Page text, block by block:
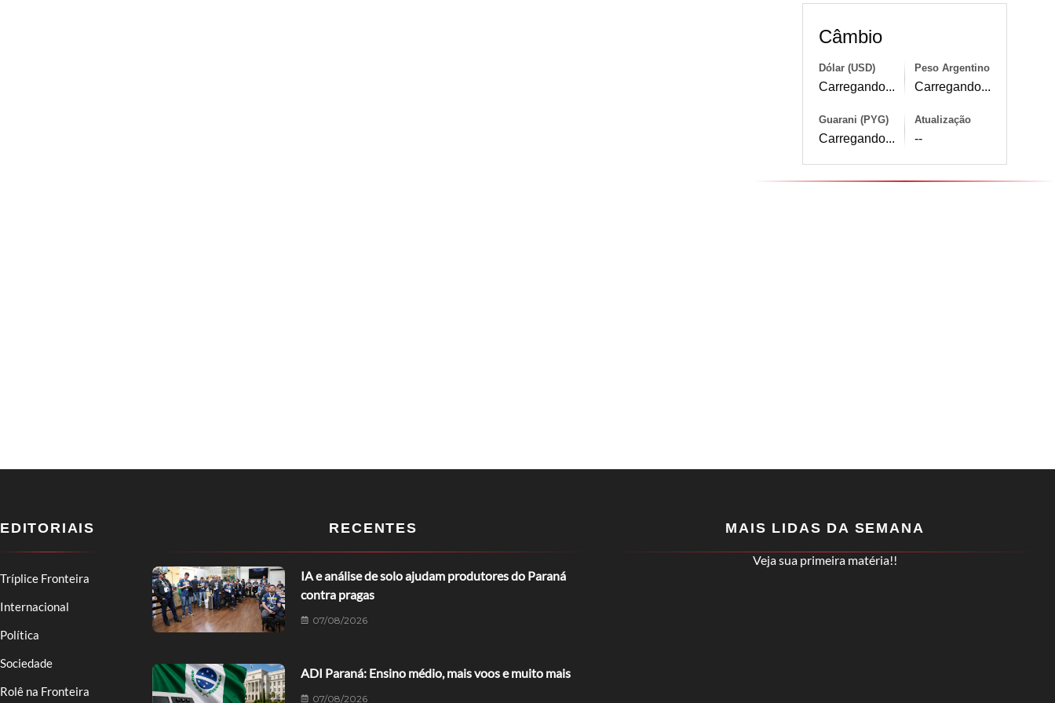
Câmbio
Dólar (USD)
Carregando...
Peso Argentino
Carregando...
Guarani (PYG)
Carregando...
Atualização
--
EDITORIAIS
Tríplice Fronteira
Internacional
Política
Sociedade
Rolê na Fronteira
RECENTES
IA e análise de solo ajudam produtores do Paraná
contra pragas
07/08/2026
ADI Paraná: Ensino médio, mais voos e muito mais
07/08/2026
MAIS LIDAS DA SEMANA
Veja sua primeira matéria!!